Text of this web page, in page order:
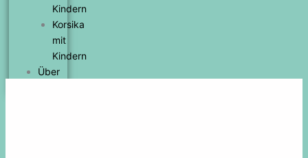
Kindern
Korsika
mit
Kindern
Über